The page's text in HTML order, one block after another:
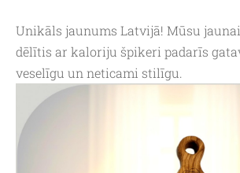
Unikāls jaunums Latvijā! Mūsu
dēlītis ar kaloriju špikeri padarīs
veselīgu un neticami stilīgu.